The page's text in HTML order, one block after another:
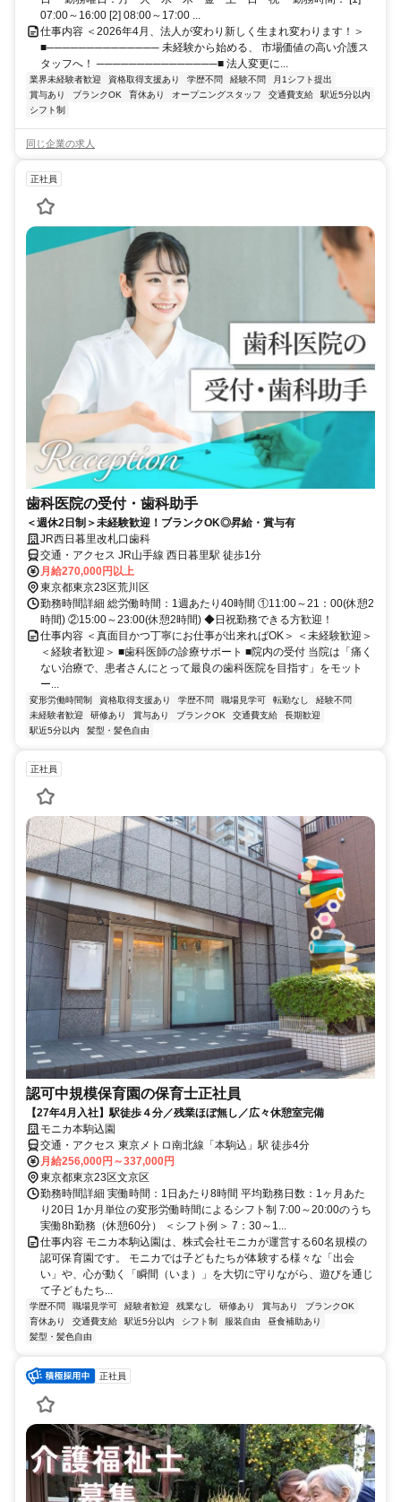
07:00～16:00 [2] 08:00～17:00 ...
仕事内容 ＜2026年4月、法人が変わり新しく生まれ変わります！＞
■────────────── 未経験から始める、 市場価値の高い介護ス
タッフへ！ ───────────────■ 法人変更に...
業界未経験者歓迎 資格取得支援あり 学歴不問 経験不問
月1シフト提出
賞与あり
ブランクOK 育休あり オープニングスタッフ 交通費支給
駅近5分以内
シフト制
同じ企業の求人
正社員
歯科医院の受付・歯科助手
＜週休2日制＞未経験歓迎！ブランクOK◎昇給・賞与有
JR西日暮里改札口歯科
交通・アクセス JR山手線 西日暮里駅 徒歩1分
月給270,000円以上
東京都東京23区荒川区
勤務時間詳細 総労働時間：1週あたり40時間 ①11:00～21：00(休憩2
時間) ②15:00～23:00(休憩2時間) ◆日祝勤務できる方歓迎！
仕事内容 ＜真面目かつ丁寧にお仕事が出来ればOK＞ ＜未経験歓迎＞
＜経験者歓迎＞ ■歯科医師の診療サポート ■院内の受付 当院は「痛く
ない治療で、患者さんにとって最良の歯科医院を目指す」をモット
ー...
変形労働時間制 資格取得支援あり 学歴不問 職場見学可 転勤なし
経験不問
未経験者歓迎
研修あり 賞与あり ブランクOK 交通費支給
長期歓迎
駅近5分以内
髪型・髪色自由
正社員
認可中規模保育園の保育士正社員
【27年4月入社】駅徒歩４分／残業ほぼ無し／広々休憩室完備
モニカ本駒込園
交通・アクセス 東京メトロ南北線「本駒込」駅 徒歩4分
月給256,000円～337,000円
東京都東京23区文京区
勤務時間詳細 実働時間：1日あたり8時間 平均勤務日数：1ヶ月あた
り20日 1か月単位の変形労働時間によるシフト制 7:00～20:00のうち
実働8h勤務（休憩60分） ＜シフト例＞ 7：30～1...
仕事内容 モニカ本駒込園は、株式会社モニカが運営する60名規模の
認可保育園です。 モニカでは子どもたちが体験する様々な「出会
い」や、心が動く「瞬間（いま）」を大切に守りながら、遊びを通じ
て子どもたち...
学歴不問 職場見学可 経験者歓迎 残業なし 研修あり 賞与あり
ブランクOK
育休あり
交通費支給 駅近5分以内 シフト制 服装自由
昼食補助あり
髪型・髪色自由
正社員